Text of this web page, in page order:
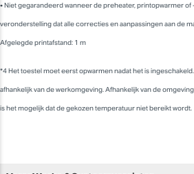
• Niet gegarandeerd wanneer de preheater, printopwarmer
veronderstelling dat alle correcties en aanpassingen aan de
Afgelegde printafstand: 1 m
*4 Het toestel moet eerst opwarmen nadat het is
afhankelijk van de werkomgeving. Afhankelijk van de
is het mogelijk dat de gekozen temperatuur niet bereikt wordt.